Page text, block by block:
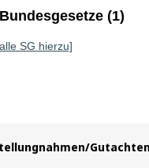
(1)
SG hierzu]
Gutachten